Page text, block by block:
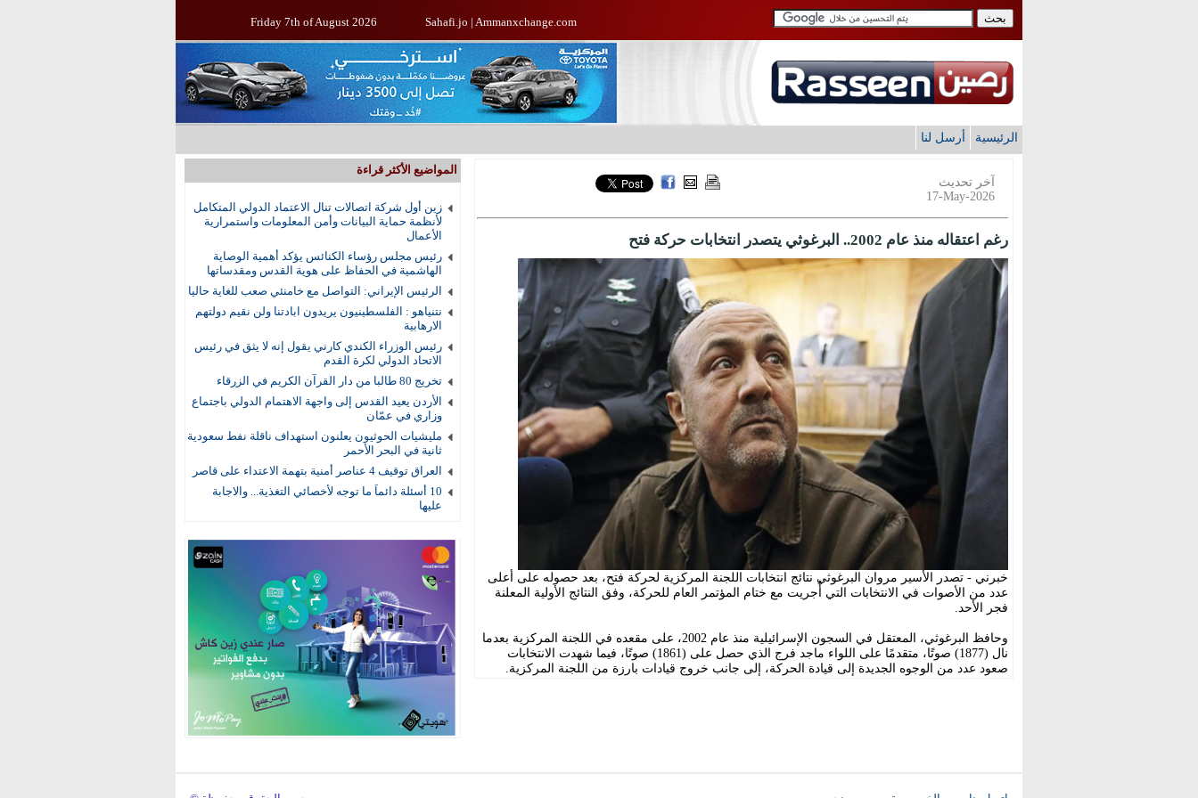
Friday 7th of August 2026 Sahafi.jo | Ammanxchange.com
الرئيسية أرسل لنا
المواضيع الأكثر قراءة
زين أول شركة اتصالات تنال الاعتماد الدولي المتكامل
لأنظمة حماية البيانات وأمن المعلومات واستمرارية
الأعمال
رئيس مجلس رؤساء الكنائس يؤكد أهمية الوصاية
الهاشمية في الحفاظ على هوية القدس ومقدساتها
الرئيس الإيراني: التواصل مع خامنئي صعب للغاية حاليا
نتنياهو : الفلسطينيون يريدون ابادتنا ولن نقيم دولتهم
الارهابية
رئيس الوزراء الكندي كارني يقول إنه لا يثق في رئيس
الاتحاد الدولي لكرة القدم
تخريج 80 طالبا من دار القرآن الكريم في الزرقاء
الأردن يعيد القدس إلى واجهة الاهتمام الدولي باجتماع
وزاري في عمّان
مليشيات الحوثيون يعلنون استهداف ناقلة نفط سعودية
ثانية في البحر الأحمر
العراق توقيف 4 عناصر أمنية بتهمة الاعتداء على قاصر
10 أسئلة دائماً ما توجه لأخصائي التغذية... والاجابة
عليها
آخر تحديث
17-May-2026
رغم اعتقاله منذ عام 2002.. البرغوثي يتصدر انتخابات حركة فتح
خبرني - تصدر الأسير مروان البرغوثي نتائج انتخابات اللجنة المركزية لحركة فتح، بعد حصوله على أعلى
عدد من الأصوات في الانتخابات التي أُجريت مع ختام المؤتمر العام للحركة، وفق النتائج الأولية المعلنة
فجر الأحد.
وحافظ البرغوثي، المعتقل في السجون الإسرائيلية منذ عام 2002، على مقعده في اللجنة المركزية بعدما
نال (1877) صوتًا، متقدمًا على اللواء ماجد فرج الذي حصل على (1861) صوتًا، فيما شهدت الانتخابات
صعود عدد من الوجوه الجديدة إلى قيادة الحركة، إلى جانب خروج قيادات بارزة من اللجنة المركزية.